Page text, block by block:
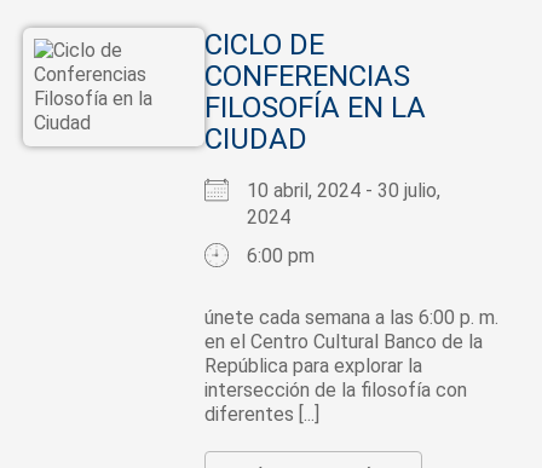
CICLO DE
CONFERENCIAS
FILOSOFÍA EN LA
CIUDAD
10 abril, 2024 - 30 julio,
2024
6:00 pm
únete cada semana a las 6:00 p. m.
en el Centro Cultural Banco de la
República para explorar la
intersección de la filosofía con
diferentes [...]